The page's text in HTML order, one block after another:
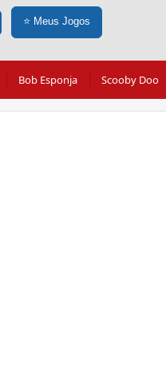
⭐ Meus Jogos
Bob Esponja Scooby Doo